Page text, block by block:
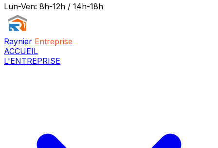
Lun-Ven: 8h-12h / 14h-18h
Raynier Entreprise
ACCUEIL
L'ENTREPRISE